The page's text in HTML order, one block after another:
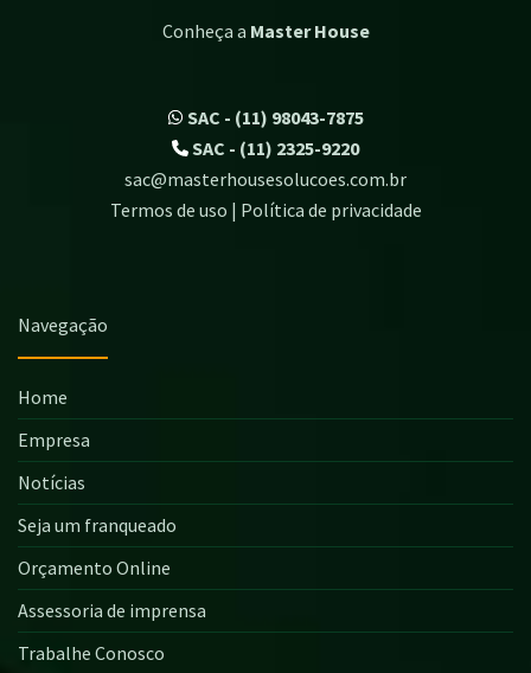
Conheça a Master House
SAC - (11) 98043-7875
SAC - (11) 2325-9220
sac@masterhousesolucoes.com.br
Termos de uso | Política de privacidade
Navegação
Home
Empresa
Notícias
Seja um franqueado
Orçamento Online
Assessoria de imprensa
Trabalhe Conosco